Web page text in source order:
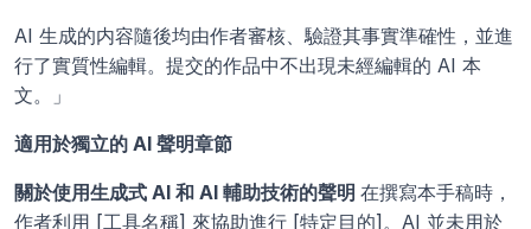
AI 生成的内容隨後均由作者審核、驗證其事實準確性，並進
行了實質性編輯。提交的作品中不出現未經編輯的 AI 本
文。」
適用於獨立的 AI 聲明章節
關於使用生成式 AI 和 AI 輔助技術的聲明 在撰寫本手稿時，
作者利用 [工具名稱] 來協助進行 [特定目的]。AI 並未用於